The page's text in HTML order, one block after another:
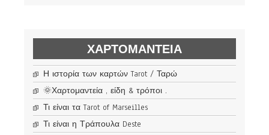
ΧΑΡΤΟΜΑΝΤΕΊΑ
Η ιστορία των καρτών Tarot / Ταρώ
🌞Χαρτομαντεία , είδη & τρόποι .
Τι είναι τα Tarot of Marseilles
Τι είναι η Τράπουλα Deste